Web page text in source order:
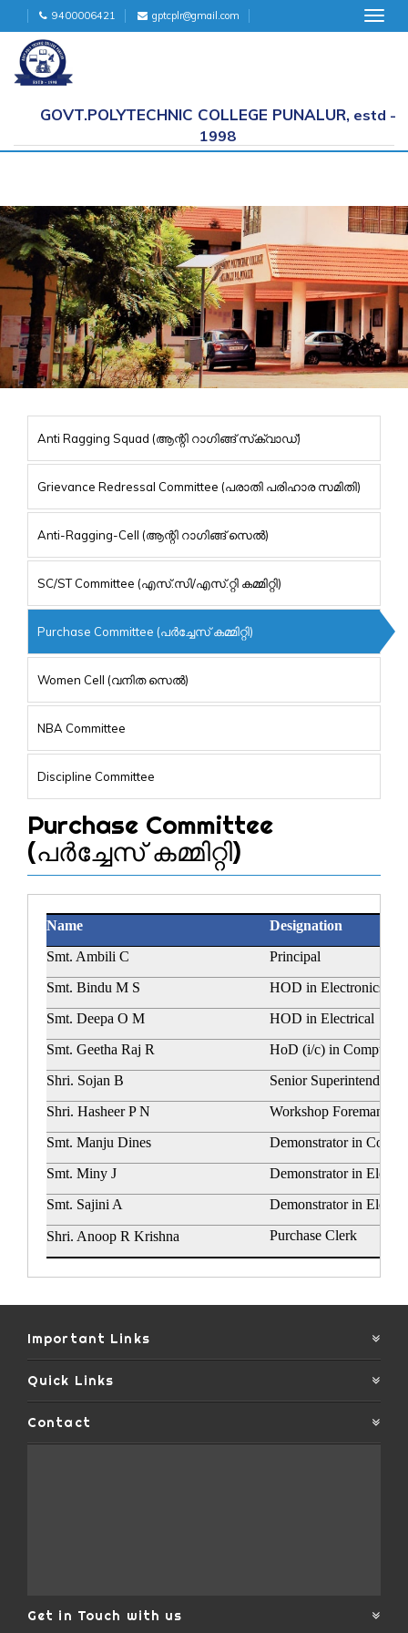
9400006421 gptcplr@gmail.com
GOVT.POLYTECHNIC COLLEGE PUNALUR, estd -
1998
Anti Ragging Squad (ആന്റി റാഗിങ്ങ് സ്‌ക്വാഡ്)
Grievance Redressal Committee (പരാതി പരിഹാര സമിതി)
Anti-Ragging-Cell (ആന്റി റാഗിങ്ങ് സെൽ)
SC/ST Committee (എസ്.സി/എസ്.റ്റി കമ്മിറ്റി)
Purchase Committee (പർച്ചേസ് കമ്മിറ്റി)
Women Cell (വനിത സെൽ)
NBA Committee
Discipline Committee
Purchase Committee
(പർച്ചേസ് കമ്മിറ്റി)
Name
Designation
Smt. Ambili C
Principal
Smt. Bindu M S
HOD in Electronics
Smt. Deepa O M
HOD in Electrical
Smt. Geetha Raj R
HoD (i/c) in Computer
Shri. Sojan B
Senior Superintendent
Shri. Hasheer P N
Workshop Foreman
Smt. Manju Dines
Demonstrator in
Smt. Miny J
Demonstrator in
Smt. Sajini A
Demonstrator in
Shri. Anoop R Krishna Purchase Clerk
Important Links
Quick Links
Contact
Get in Touch with us